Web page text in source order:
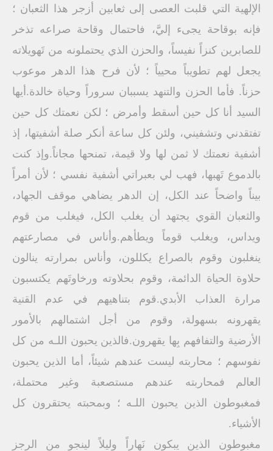
الإلهية التي قلبت العصى إلى ثعابين أزجر هذا الثعبان ؛
فإنه بوقاحة يجىء إليَّ، فاحتمال وقاحة صراعه تذخر
للصابرين كنزاً نفيساً، والحزن الذي يحتملونه من تَهويلاته
يجعل لهم تطويباً محيياً ؛ لأن فرح هذا الدهر موعوب
حزناً. فأما الحزن والتنهد يسببان سروراً وحياة خالدة.أيها
السيد أنا كل حين أسقط وأمرض ؛ لكن نعمتك كل حين
تفتقدني وتشفيني، ولئن كل ساعة أنكر صلة أشفيتها، إذ
أشفية نعمتك لا ثمن لها ولا قيمة، تمنحها مجاناً.وإذ كنت
بالدموع تَهبها، فهب لي بعبراتي أشفية نفسي ؛ لأن أمراً
بيناً واضحاً عند الكل، إن الدهر يضاهي موقف الجهاد،
والثعبان القوي يجتهد أن يغلب الكل، فيغلب من قوم
ويداس، ويغلب قوماً ويطأهم.وأناس في مصارعتهم
ينغلبون وقوم بالصراع يكللون، وأناس بمرارته ينالون
حلاوة الحياة الدائمة، وقوم بحلاوته ورخاوتَهم يكتسبون
مرارة العذاب الأبدي.قوم بتناهيهم في عدم القنية
يقهرونه بسهولة، وقوم من أجل اشتمالهم بالأمور
الأرضية والتفافهم بِها يقهرون.فالذين يحبون اللـه من كل
نفوسهم ؛ محاربته ليست عندهم شيئاً، أما الذين يحبون
العالم فمحاربته عندهم مستصعبة وغير محتملة،
فمغبوطون الذين يحبون اللـه ؛ وبمحبته يحتقرون كل
الأشياء.
مغبوطون الذين يبكون نَهاراً وليلاً لينجو من الرجز